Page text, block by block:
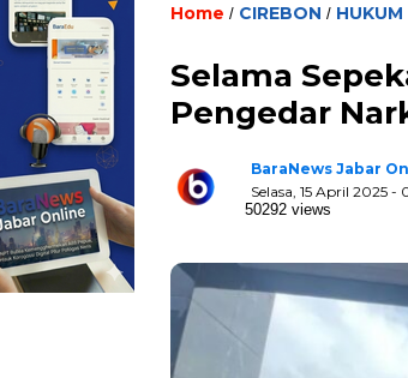
Home / CIREBON /
Selama
Pengedar
BaraNews Jabar
Selasa, 15 April 2025 -
50292 views